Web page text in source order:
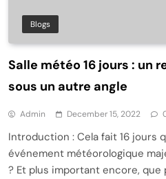
Blogs
Salle météo 16 jours : un
sous un autre angle
Admin December 15, 2022
Introduction : Cela fait 16 jours
événement météorologique
? Et plus important encore,